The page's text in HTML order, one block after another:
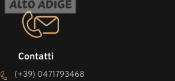
Contatti
(+39) 0471793468